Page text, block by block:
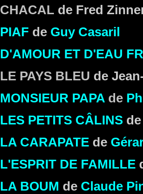
CHACAL de Fred
PIAF de Guy Casaril
D'AMOUR ET D'EAU
LE PAYS BLEU de
MONSIEUR PAPA de
LES PETITS CÂLINS
LA CARAPATE de
L'ESPRIT DE FAMILLE
LA BOUM de Claude